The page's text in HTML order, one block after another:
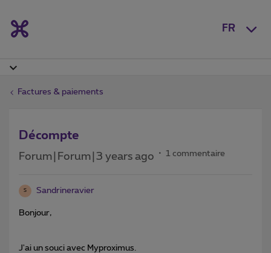
FR
Factures & paiements
Décompte
Forum|Forum|3 years ago 1 commentaire
S Sandrineravier
Bonjour,
J'ai un souci avec Myproximus.